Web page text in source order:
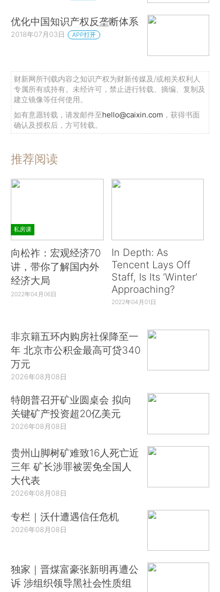
优化中国知识产权反垄断体系
2018年07月03日 APP打开
财新网所刊载内容之知识产权为财新传媒及/或相关权利人
专属所有或持有。未经许可，禁止进行转载、摘编、复制及
建立镜像等任何使用。
如有意愿转载，请发邮件至hello@caixin.com ，获得书面
确认及授权后，方可转载。
推荐阅读
私房课
向松祚：宏观经济70
讲，带你了解国内外
经济大局
2022年04月06日
In Depth: As
Tencent Lays Off
Staff, Is Its ‘Winter’
Approaching?
2022年04月01日
非京籍五环内购房社保降至一
年 北京市公积金最高可贷340
万元
2026年08月08日
特朗普召开矿业圆桌会 拟向
关键矿产投资超20亿美元
2026年08月08日
贵州山脚树矿难致16人死亡近
三年 矿长涉罪被罢免全国人
大代表
2026年08月08日
专栏｜沃什遭遇信任危机
2026年08月08日
独家｜晋煤富豪张新明再遭公
诉 涉组织领导黑社会性质组